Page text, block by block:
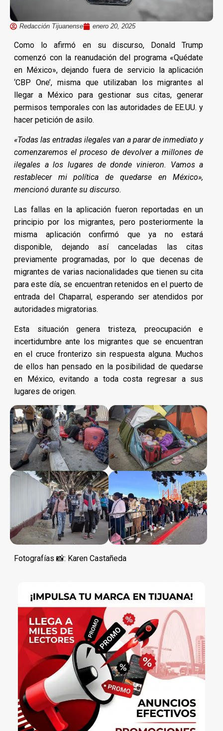
Redacción Tijuanense enero 20, 2025
Como lo afirmó en su discurso, Donald Trump
comenzó con la reanudación del programa «Quédate
en México», dejando fuera de servicio la aplicación
‘CBP One’, misma que utilizaban los migrantes al
llegar a México para gestionar sus citas, generar
permisos temporales con las autoridades de EE.UU. y
hacer petición de asilo.
«Todas las entradas ilegales van a parar de inmediato y
comenzaremos el proceso de devolver a millones de
ilegales a los lugares de donde vinieron. Vamos a
restablecer mi política de quedarse en México»,
mencionó durante su discurso.
Las fallas en la aplicación fueron reportadas en un
principio por los migrantes, pero posteriormente la
misma aplicación confirmó que ya no estará
disponible, dejando así canceladas las citas
previamente programadas, por lo que decenas de
migrantes de varias nacionalidades que tienen su cita
para este día, se encuentran retenidos en el puerto de
entrada del Chaparral, esperando ser atendidos por
autoridades migratorias.
Esta situación genera tristeza, preocupación e
incertidumbre ante los migrantes que se encuentran
en el cruce fronterizo sin respuesta alguna. Muchos
de ellos han pensado en la posibilidad de quedarse
en México, evitando a toda costa regresar a sus
lugares de origen.
Fotografías 📸: Karen Castañeda